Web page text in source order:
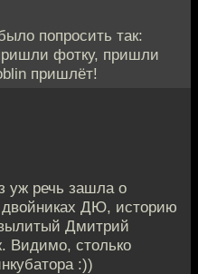
попросить так:
фотку, пришли
пришлёт!
уж речь зашла о
двойниках ДЮ, историю
Дмитрий
Видимо, столько
:))